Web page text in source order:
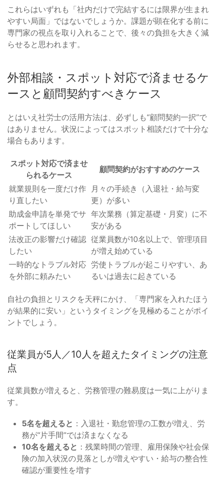
これらはいずれも「社内だけで完結するには限界が生まれ
やすい局面」ではないでしょうか。課題が顕在化する前に
専門家の視点を取り入れることで、後々の負担を大きく減
らせると思われます。
外部相談・スポット対応で済ませるケ
ースと顧問契約すべきケース
とはいえ社労士の活用方法は、必ずしも“顧問契約一択”で
はありません。状況によってはスポット相談だけで十分な
場合もあります。
スポット対応で済ませ
られるケース
顧問契約がおすすめのケース
就業規則を一度だけ作
り直したい
月々の手続き（入退社・給与変
更）が多い
助成金申請を単発でサ
ポートしてほしい
年次業務（算定基礎・月変）に不
安がある
法改正の影響だけ確認
したい
従業員数が10名以上で、管理項目
が増え始めている
一時的なトラブル対応
を外部に頼みたい
労使トラブルが起こりやすい、あ
るいは過去に起きている
自社の負担とリスクを天秤にかけ、「専門家を入れたほう
が結果的に安い」というタイミングを見極めることがポイ
ントでしょう。
従業員が5人／10人を超えたタイミングの注意
点
従業員数が増えると、労務管理の難易度は一気に上がりま
す。
5名を超えると ：入退社・勤怠管理の工数が増え、労
務が“片手間”では済まなくなる
10名を超えると ：残業時間の管理、雇用保険や社会保
険の加入状況の見落としが増えやすい・給与の整合性
確認が重要性を増す